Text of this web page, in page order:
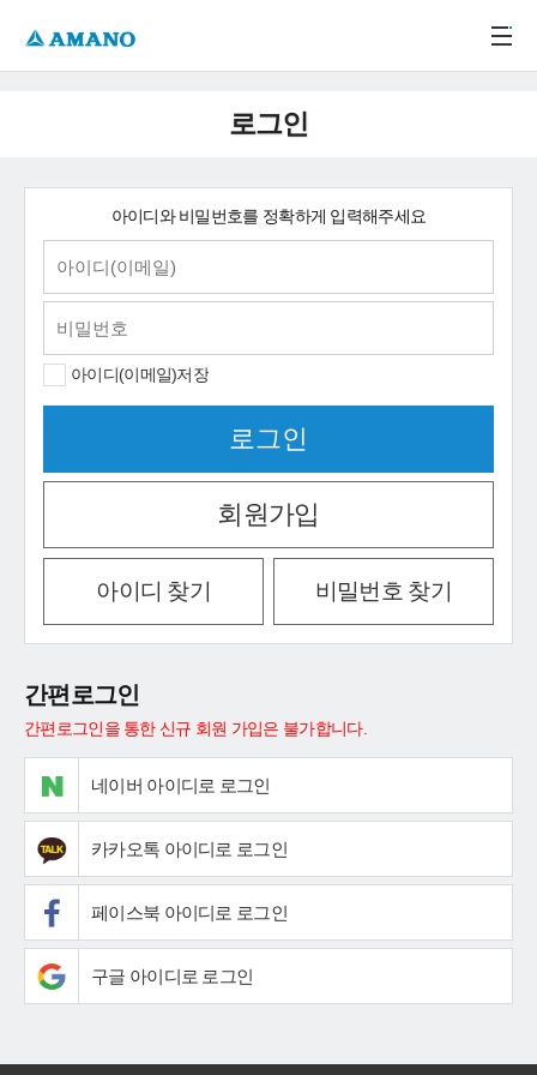
로그인
아이디와 비밀번호를 정확하게 입력해주세요
아이디(이메일)저장
회원가입
아이디 찾기 비밀번호 찾기
간편로그인
간편로그인을 통한 신규 회원 가입은 불가합니다.
네이버 아이디로 로그인
카카오톡 아이디로 로그인
페이스북 아이디로 로그인
구글 아이디로 로그인